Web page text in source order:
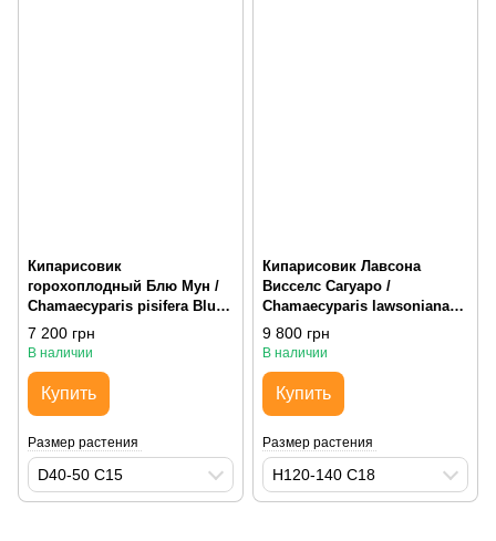
Кипарисовик
горохоплодный Блю Мун /
Chamaecyparis pisifera Blue
Moon, D40-50 С15, округлая
7 200 грн
В наличии
Купить
Размер растения
D40-50 С15
Кипарисовик Лавсона
Висселс Сагуаро /
Chamaecyparis lawsoniana
Wissel`s Saquaro, H120-140
С18, вертикально растущая
9 800 грн
В наличии
Купить
Размер растения
H120-140 С18